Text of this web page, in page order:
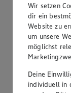
PAYBACK
Wir setzen
dir ein
Website zu
um unsere
möglichst
Deine
individuell in